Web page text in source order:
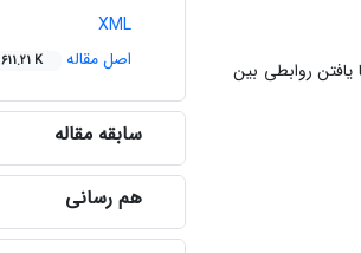
روابطی بین
XML
اصل مقاله
611.21 K
سابقه مقاله
هم رسانی